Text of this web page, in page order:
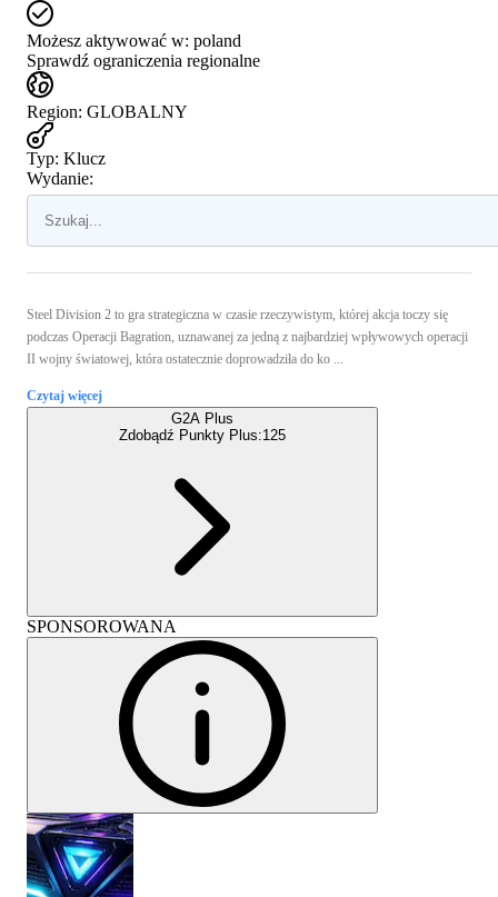
Możesz aktywować w: poland
Sprawdź ograniczenia regionalne
Region: GLOBALNY
Typ: Klucz
Wydanie:
Steel Division 2 to gra strategiczna w czasie rzeczywistym, której akcja toczy się
podczas Operacji Bagration, uznawanej za jedną z najbardziej wpływowych operacji
II wojny światowej, która ostatecznie doprowadziła do ko ...
Czytaj więcej
G2A Plus
Zdobądź Punkty Plus:125
SPONSOROWANA